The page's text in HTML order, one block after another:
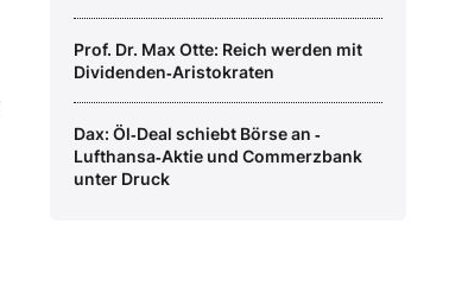
Prof. Dr. Max Otte: Reich werden mit
Dividenden‑Aristokraten
Dax: Öl‑Deal schiebt Börse an ‑
Lufthansa‑Aktie und Commerzbank
unter Druck